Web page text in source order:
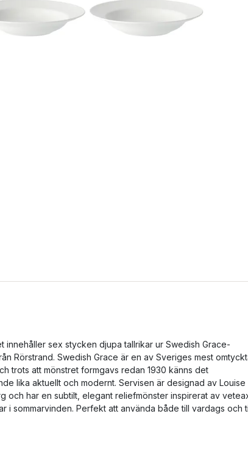
innehåller sex stycken djupa tallrikar ur Swedish Grace-
Rörstrand. Swedish Grace är en av Sveriges mest
trots att mönstret formgavs redan 1930 känns det
lika aktuellt och modernt. Servisen är designad av Louise
och har en subtilt, elegant reliefmönster inspirerat av
i sommarvinden. Perfekt att använda både till vardags och